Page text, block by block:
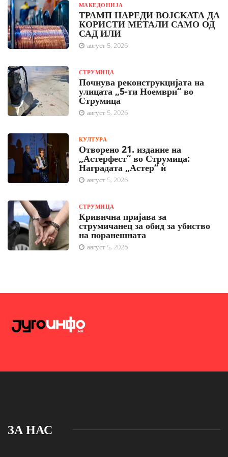
МАКЕДОНИЈА
ТРАМП НАРЕДИ ВОЈСКАТА ДА
КОРИСТИ МЕТАЛИ САМО ОД
САД ИЛИ
август 5, 2026
СТРУМИЦА
Почнува реконструкцијата на
улицата „5-ти Ноември“ во
Струмица
август 5, 2026
КУЛТУРА
Отворено 21. издание на
„Астерфест“ во Струмица:
Наградата „Астер“ ѝ
август 5, 2026
СТРУМИЦА
Кривична пријава за
струмичанец за обид за убиство
на поранешната
август 5, 2026
ЗА НАС